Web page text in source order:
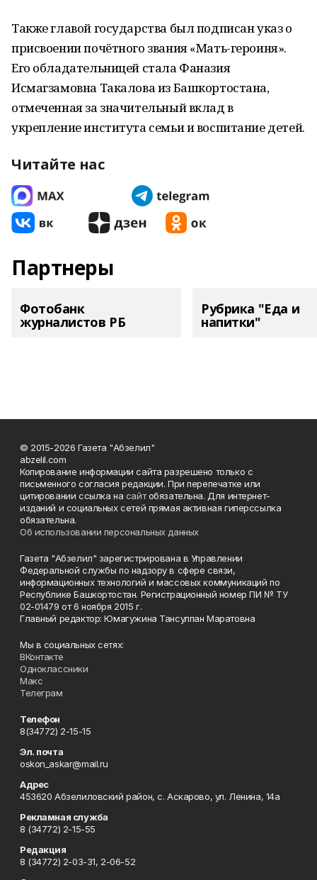
Также главой государства был подписан указ о
присвоении почётного звания «Мать-героиня».
Его обладательницей стала Фаназия
Исмагзамовна Такалова из Башкортостана,
отмеченная за значительный вклад в
укрепление института семьи и воспитание детей.
Читайте нас
Партнеры
Фотобанк
журналистов РБ
Рубрика "Еда и
напитки"
© 2015-2026 Газета "Абзелил"
abzelil.com
Копирование информации сайта разрешено только с
письменного согласия редакции. При перепечатке или
цитировании ссылка на сайтобязательна. Для интернет-
изданий и социальных сетей прямая активная гиперссылка
обязательна.
Об использовании персональных данных
Газета "Абзелил" зарегистрирована в Управлении
Федеральной службы по надзору в сфере связи,
информационных технологий и массовых коммуникаций по
Республике Башкортостан. Регистрационный номер ПИ № ТУ
02-01479 от 6 ноября 2015 г.
Главный редактор: Юмагужина Тансулпан Маратовна
Мы в социальных сетях:
ВКонтакте
Одноклассники
Макс
Телеграм
Телефон
8(34772) 2-15-15
Эл. почта
oskon_askar@mail.ru
Адрес
453620 Абзелиловский район, с. Аскарово, ул. Ленина, 14а
Рекламная служба
8 (34772) 2-15-55
Редакция
8 (34772) 2-03-31, 2-06-52